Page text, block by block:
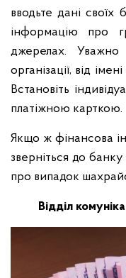
вводьте дані своїх
інформацію про
джерелах. Уважно
організації, від
Встановіть
платіжною карткою.
Якщо ж фінансова
зверніться до
про випадок
Відділ